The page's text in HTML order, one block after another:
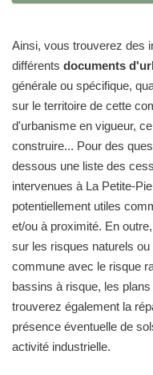
Ainsi, vous trouverez des
différents documents
générale ou spécifique,
sur le territoire de cette
d'urbanisme en vigueur,
construire... Pour des
dessous une liste des
intervenues à La Petite-
potentiellement utiles
et/ou à proximité. En
sur les risques naturels
commune avec le risque
bassins à risque, les
trouverez également la
présence éventuelle de
activité industrielle.